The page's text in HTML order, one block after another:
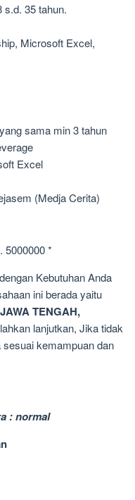
s.d. 35 tahun.
Microsoft Excel,
sama min 3 tahun
Excel
(Medja Cerita)
5000000 *
Kebutuhan Anda
ini berada yaitu
TENGAH,
lanjutkan, Jika tidak
kemampuan dan
: normal